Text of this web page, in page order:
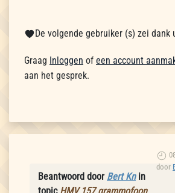
De volgende gebruiker (s) zei dank
Graag Inloggen of een account
aan het gesprek.
door
Beantwoord door Bert Knin